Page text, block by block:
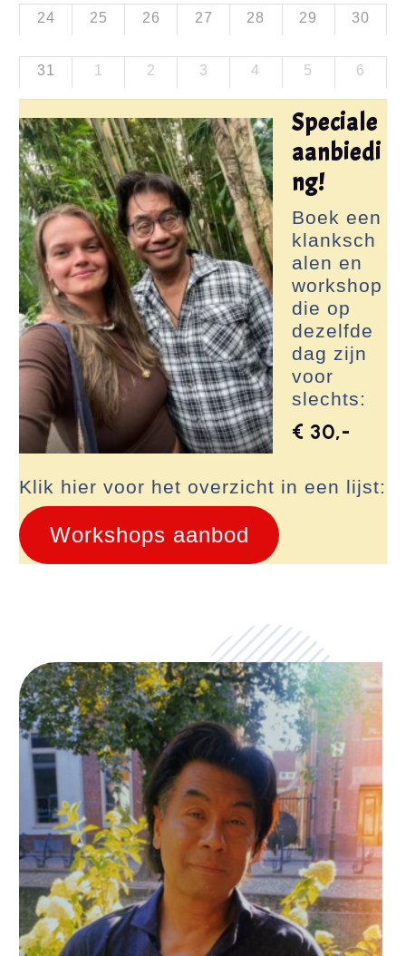
24 25 26 27 28 29 30
31 1 2 3 4 5 6
Speciale
aanbiedi
ng!
Boek een
klanksch
alen en
workshop
die op
dezelfde
dag zijn
voor
slechts:
€ 30,-
Klik hier voor het overzicht in een lijst:
Workshops aanbod